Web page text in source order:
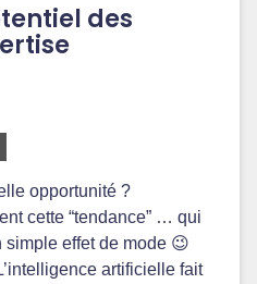
des
opportunité ?
cette “tendance” … qui
simple effet de mode 😉
artificielle fait